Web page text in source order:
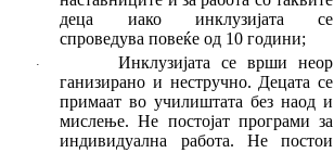
деца иако инклузијата се
спроведува повеќе од 10 години;
· Инклузијата се врши неор
ганизирано и нестручно. Децата се
примаат во училиштата без наод и
мислење. Не постојат програми за
индивидуална работа. Не постои